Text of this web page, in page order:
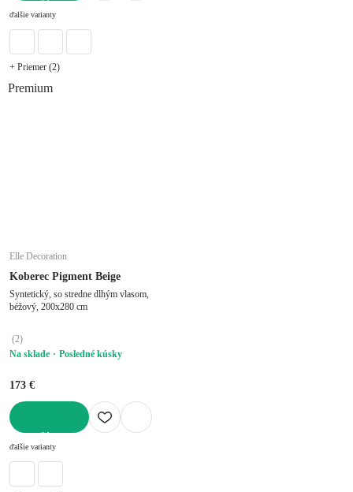
ďalšie varianty
+ Priemer (2)
Premium
Elle Decoration
Koberec Pigment Beige
Syntetický, so stredne dlhým vlasom,
béžový, 200x280 cm
(2)
Na sklade
Posledné kúsky
173 €
ďalšie varianty